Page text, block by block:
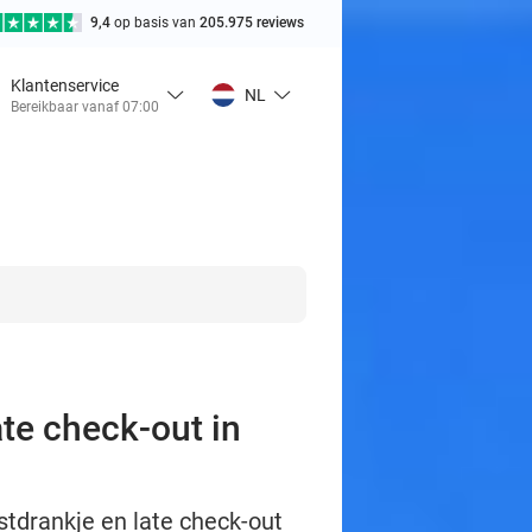
9,4 op basis van 205.975 reviews
Klantenservice
Bereikbaar vanaf 07:00
NL
check-out in
en late check-out